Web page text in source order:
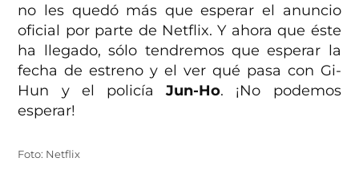
no les quedó más que esperar el anuncio
oficial por parte de Netflix. Y ahora que éste
ha llegado, sólo tendremos que esperar la
fecha de estreno y el ver qué pasa con Gi-
Hun y el policíaJun-Ho. ¡No podemos
esperar!
Foto: Netflix